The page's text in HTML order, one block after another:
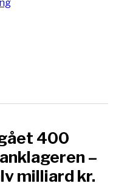
400
–
milliard kr.